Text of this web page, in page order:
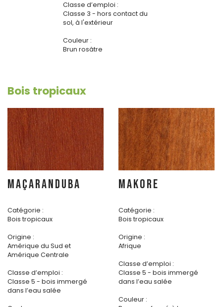
Classe d’emploi :
Classe 3 - hors contact du
sol, à l'extérieur
Couleur :
Brun rosâtre
Bois tropicaux
MAÇARANDUBA
Catégorie :
Bois tropicaux
Origine :
Amérique du Sud et
Amérique Centrale
Classe d’emploi :
Classe 5 - bois immergé
dans l’eau salée
MAKORE
Catégorie :
Bois tropicaux
Origine :
Afrique
Classe d’emploi :
Classe 5 - bois immergé
dans l’eau salée
Couleur :